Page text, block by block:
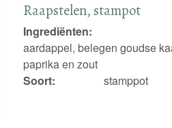
Raapstelen, stampot
Ingrediënten:
aardappel, belegen goudse
paprika en zout
Soort:
stamppot